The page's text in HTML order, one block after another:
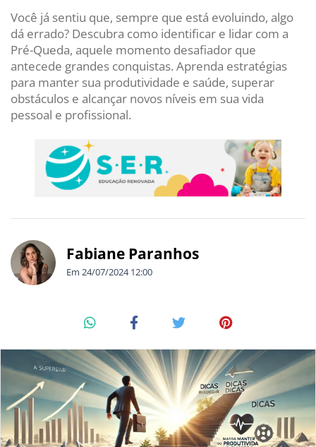
Você já sentiu que, sempre que está evoluindo, algo
dá errado? Descubra como identificar e lidar com a
Pré-Queda, aquele momento desafiador que
antecede grandes conquistas. Aprenda estratégias
para manter sua produtividade e saúde, superar
obstáculos e alcançar novos níveis em sua vida
pessoal e profissional.
Fabiane Paranhos
Em 24/07/2024 12:00